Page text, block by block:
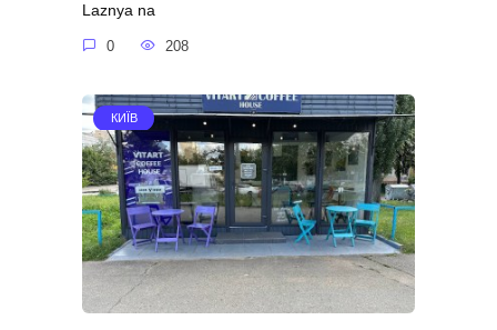
Laznya na
0 208
КИЇВ